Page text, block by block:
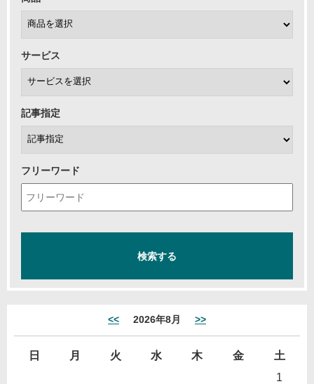
サービス
記事指定
フリーワード
<< 2026年8月 >>
日 月 火 水 木 金
土
1